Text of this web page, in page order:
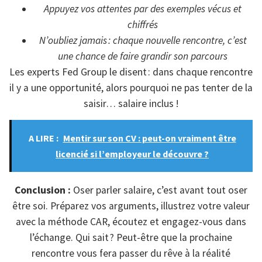
Appuyez vos attentes par des exemples vécus et
chiffrés
N’oubliez jamais : chaque nouvelle rencontre, c’est
une chance de faire grandir son parcours
Les experts Fed Group le disent : dans chaque rencontre
il y a une opportunité, alors pourquoi ne pas tenter de la
saisir… salaire inclus !
A LIRE : Mentir sur son CV : peut-on vraiment être
licencié si l’employeur le découvre ?
Conclusion : Oser parler salaire, c’est avant tout oser
être soi. Préparez vos arguments, illustrez votre valeur
avec la méthode CAR, écoutez et engagez-vous dans
l’échange. Qui sait ? Peut-être que la prochaine
rencontre vous fera passer du rêve à la réalité